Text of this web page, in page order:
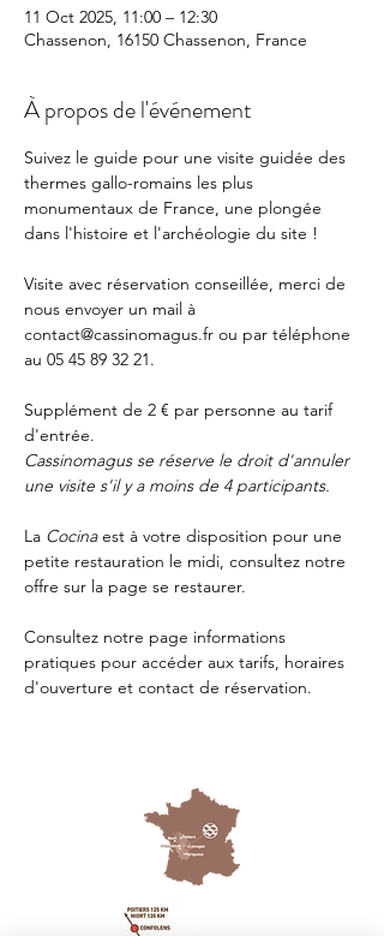
11 Oct 2025, 11:00 – 12:30
Chassenon, 16150 Chassenon, France
À propos de l'événement
Suivez le guide pour une visite guidée des
thermes gallo-romains les plus
monumentaux de France, une plongée
dans l'histoire et l'archéologie du site !
Visite avec réservation conseillée, merci de
nous envoyer un mail à
contact@cassinomagus.fr ou par téléphone
au 05 45 89 32 21.
Supplément de 2 € par personne au tarif
d'entrée.
Cassinomagus se réserve le droit d'annuler
une visite s'il y a moins de 4 participants.
La Cocina est à votre disposition pour une
petite restauration le midi, consultez notre
offre sur la page se restaurer.
Consultez notre page informations
pratiques pour accéder aux tarifs, horaires
d'ouverture et contact de réservation.